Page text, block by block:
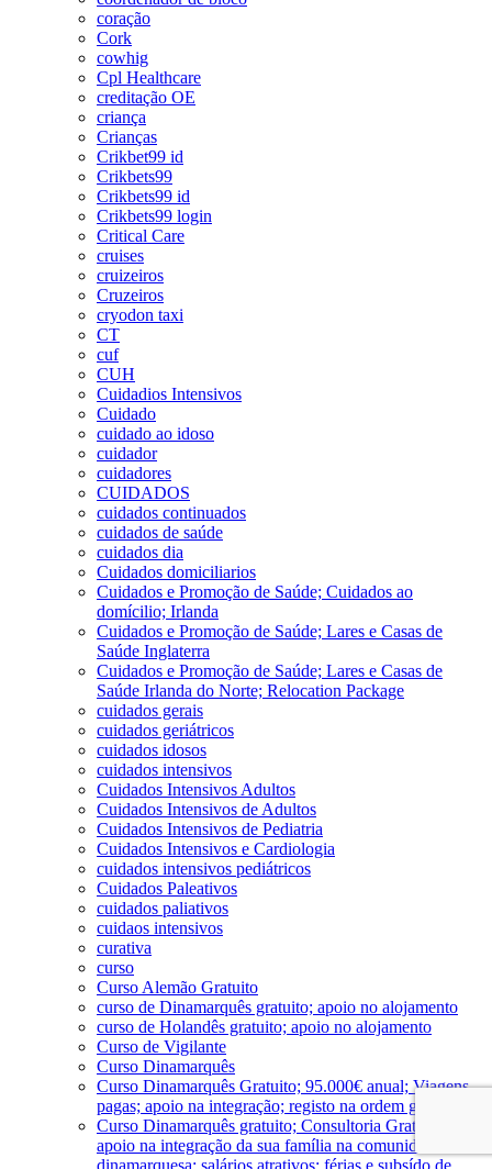
coração
Cork
cowhig
Cpl Healthcare
creditação OE
criança
Crianças
Crikbet99 id
Crikbets99
Crikbets99 id
Crikbets99 login
Critical Care
cruises
cruizeiros
Cruzeiros
cryodon taxi
CT
cuf
CUH
Cuidadios Intensivos
Cuidado
cuidado ao idoso
cuidador
cuidadores
CUIDADOS
cuidados continuados
cuidados de saúde
cuidados dia
Cuidados domiciliarios
Cuidados e Promoção de Saúde; Cuidados ao
domícilio; Irlanda
Cuidados e Promoção de Saúde; Lares e Casas de
Saúde Inglaterra
Cuidados e Promoção de Saúde; Lares e Casas de
Saúde Irlanda do Norte; Relocation Package
cuidados gerais
cuidados geriátricos
cuidados idosos
cuidados intensivos
Cuidados Intensivos Adultos
Cuidados Intensivos de Adultos
Cuidados Intensivos de Pediatria
Cuidados Intensivos e Cardiologia
cuidados intensivos pediátricos
Cuidados Paleativos
cuidados paliativos
cuidaos intensivos
curativa
curso
Curso Alemão Gratuito
curso de Dinamarquês gratuito; apoio no alojamento
curso de Holandês gratuito; apoio no alojamento
Curso de Vigilante
Curso Dinamarquês
Curso Dinamarquês Gratuito; 95.000€ anual; Viagens
pagas; apoio na integração; registo na ordem gratuito
Curso Dinamarquês gratuito; Consultoria Gratuita;
apoio na integração da sua família na comunidade
dinamarquesa; salários atrativos; férias e subsído de